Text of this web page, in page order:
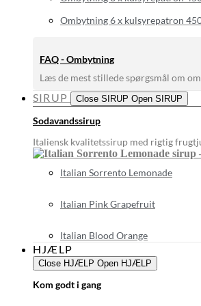
Ombytning 6 x kulsyrepatron
FAQ - Ombytning
Læs de mest stillede spørgsmål om
SIRUP Close SIRUP Open SIRUP
Sodavandssirup
Italiensk kvalitetssirup med rigtig
Italian Sorrento Lemonade
Italian Pink Grapefruit
Italian Blood Orange
HJÆLP
Close HJÆLP Open HJÆLP
Kom godt i gang